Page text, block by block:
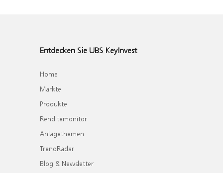
Entdecken Sie UBS KeyInvest
Home
Märkte
Produkte
Renditemonitor
Anlagethemen
TrendRadar
Blog & Newsletter